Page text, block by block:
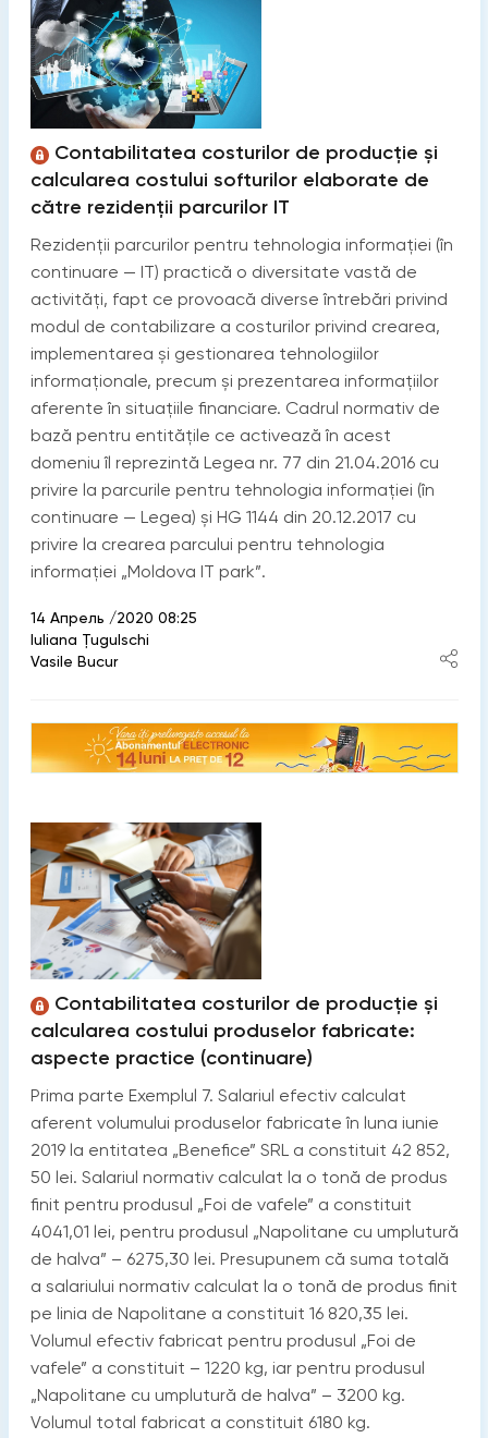
Contabilitatea costurilor de producţie și
calcularea costului softurilor elaborate de
către rezidenţii parcurilor IT
Rezidenţii parcurilor pentru tehnologia informaţiei (în
continuare — IT) practică o diversitate vastă de
activităţi, fapt ce provoacă diverse întrebări privind
modul de contabilizare a costurilor privind crearea,
implementarea și gestionarea tehnologiilor
informaţionale, precum și prezentarea informaţiilor
aferente în situaţiile financiare. Cadrul normativ de
bază pentru entităţile ce activează în acest
domeniu îl reprezintă Legea nr. 77 din 21.04.2016 cu
privire la parcurile pentru tehnologia informaţiei (în
continuare — Legea) și HG 1144 din 20.12.2017 cu
privire la crearea parcului pentru tehnologia
informaţiei „Moldova IT park”.
14 Апрель /2020 08:25
Iuliana Țugulschi
Vasile Bucur
Contabilitatea costurilor de producție și
calcularea costului produselor fabricate:
aspecte practice (continuare)
Prima parte Exemplul 7. Salariul efectiv calculat
aferent volumului produselor fabricate în luna iunie
2019 la entitatea „Benefice” SRL a constituit 42 852,
50 lei. Salariul normativ calculat la o tonă de produs
finit pentru produsul „Foi de vafele” a constituit
4041,01 lei, pentru produsul „Napolitane cu umplutură
de halva” – 6275,30 lei. Presupunem că suma totală
a salariului normativ calculat la o tonă de produs finit
pe linia de Napolitane a constituit 16 820,35 lei.
Volumul efectiv fabricat pentru produsul „Foi de
vafele” a constituit – 1220 kg, iar pentru produsul
„Napolitane cu umplutură de halva” – 3200 kg.
Volumul total fabricat a constituit 6180 kg.